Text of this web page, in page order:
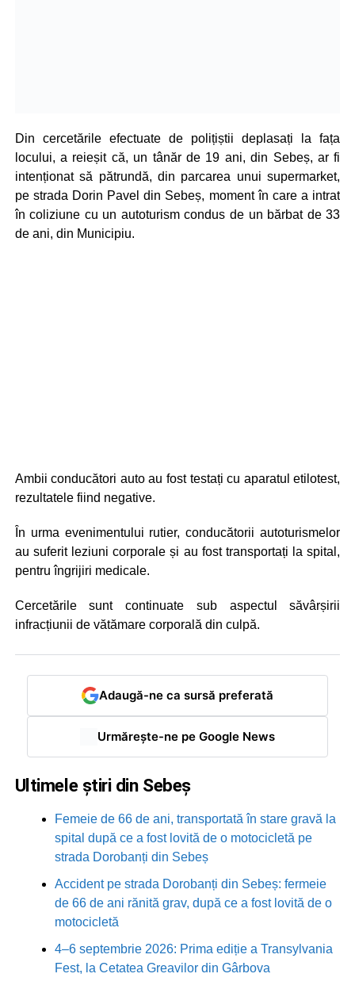
Din cercetările efectuate de polițiștii deplasați la fața
locului, a reieșit că, un tânăr de 19 ani, din Sebeș, ar fi
intenționat să pătrundă, din parcarea unui supermarket,
pe strada Dorin Pavel din Sebeș, moment în care a intrat
în coliziune cu un autoturism condus de un bărbat de 33
de ani, din Municipiu.
Ambii conducători auto au fost testați cu aparatul etilotest,
rezultatele fiind negative.
În urma evenimentului rutier, conducătorii autoturismelor
au suferit leziuni corporale și au fost transportați la spital,
pentru îngrijiri medicale.
Cercetările sunt continuate sub aspectul săvârșirii
infracțiunii de vătămare corporală din culpă.
Adaugă-ne ca sursă preferată
Urmărește-ne pe Google News
Ultimele știri din Sebeș
Femeie de 66 de ani, transportată în stare gravă la
spital după ce a fost lovită de o motocicletă pe
strada Dorobanți din Sebeș
Accident pe strada Dorobanți din Sebeș: fermeie
de 66 de ani rănită grav, după ce a fost lovită de o
motocicletă
4–6 septembrie 2026: Prima ediție a Transylvania
Fest, la Cetatea Greavilor din Gârbova